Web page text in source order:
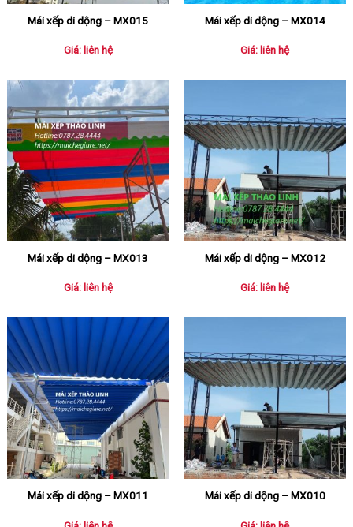
Mái xếp di dộng – MX015
Giá: liên hệ
Mái xếp di dộng – MX014
Giá: liên hệ
Mái xếp di dộng – MX013
Giá: liên hệ
Mái xếp di dộng – MX012
Giá: liên hệ
Mái xếp di dộng – MX011 Mái xếp di dộng – MX010